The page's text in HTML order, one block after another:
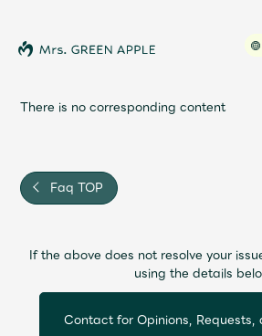
Schedule
Profile
Discography
There is no corresponding content
Faq TOP
If the above does not resolve your
using the details
Contact for Opinions, Requests,